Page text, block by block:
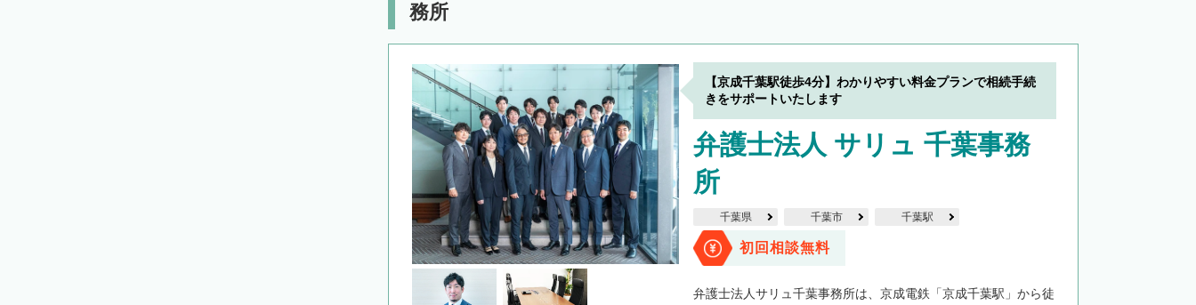
務所
【京成千葉駅徒歩4分】わかりやすい料金プランで相続手続
きをサポートいたします
弁護士法人 サリュ 千葉事務
所
千葉県 千葉市 千葉駅
初回相談無料
弁護士法人サリュ千葉事務所は、京成電鉄「京成千葉駅」から徒